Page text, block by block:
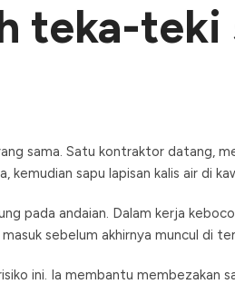
teka-
sama. Satu kontraktor datang,
kemudian sapu lapisan kalis air di
pada andaian. Dalam kerja
sebelum akhirnya muncul di
ini. Ia membantu membezakan